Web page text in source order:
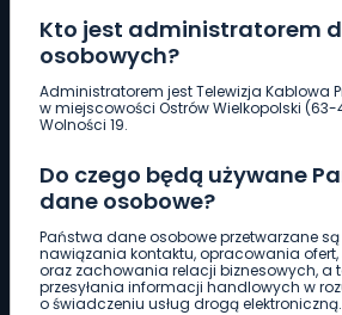
Kto jest administratorem
osobowych?
Administratorem jest Telewizja Kablowa
w miejscowości Ostrów Wielkopolski (63-
Wolności 19.
Do czego będą używane
dane osobowe?
Państwa dane osobowe przetwarzane są
nawiązania kontaktu, opracowania ofert,
oraz zachowania relacji biznesowych, a
przesyłania informacji handlowych w
o świadczeniu usług drogą elektroniczną.
Pobierz logotyp
661 997 997
REDAKCJA
62 735 22 22